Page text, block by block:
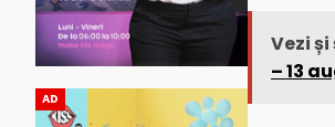
AD
Vezi
– 13